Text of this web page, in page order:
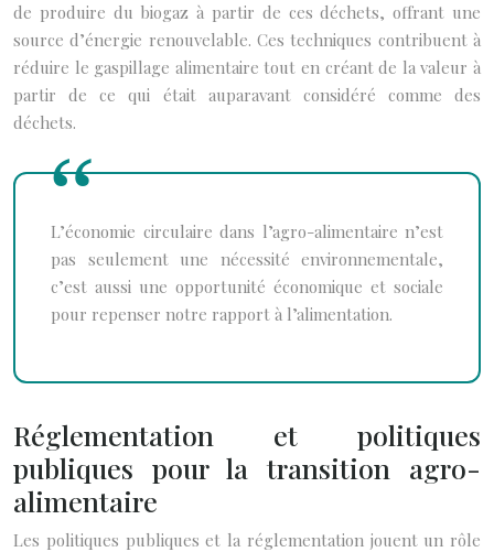
de produire du biogaz à partir de ces déchets, offrant une
source d’énergie renouvelable. Ces techniques contribuent à
réduire le gaspillage alimentaire tout en créant de la valeur à
partir de ce qui était auparavant considéré comme des
déchets.
L’économie circulaire dans l’agro-alimentaire n’est
pas seulement une nécessité environnementale,
c’est aussi une opportunité économique et sociale
pour repenser notre rapport à l’alimentation.
Réglementation et politiques
publiques pour la transition agro-
alimentaire
Les politiques publiques et la réglementation jouent un rôle